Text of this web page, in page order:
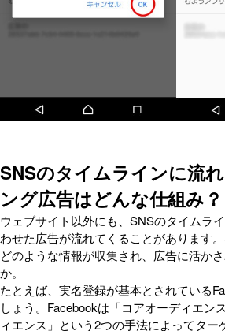
SNSのタイムラインに流
ング広告はどんな仕組み？
ウェブサイト以外にも、SNSのタイムラ
わせた広告が流れてくることがあります
どのような情報が収集され、広告に活か
か。
たとえば、実名登録が基本とされている
しょう。Facebookは「コアオーディエン
ィエンス」という2つの手法によってター